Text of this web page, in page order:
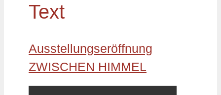
Text
Ausstellungseröffnung
ZWISCHEN HIMMEL